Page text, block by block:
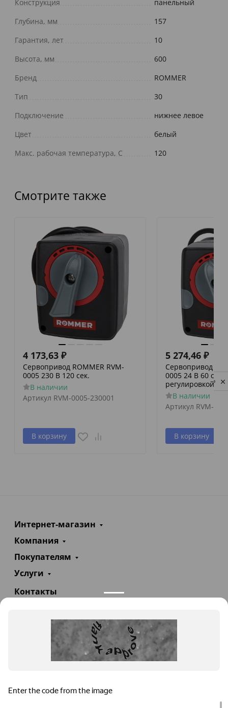
Конструкция
панельный
Глубина, мм
157
Гарантия, лет
10
Высота, мм
600
Бренд
ROMMER
Тип
30
Подключение
нижнее левое
Цвет
белый
Макс. рабочая температура, С
120
Смотрите также
4 173,63 ₽
Сервопривод ROMMER RVM-
0005 230 В 120 сек.
В наличии
Артикул RVM-0005-230001
В корзину
5 274,46 ₽
Сервопривод
0005 24 В 60
регулировкой по
В наличии
Артикул RVM-
В корзину
Интернет-магазин
Компания
Покупателям
Услуги
Контакты
info@teploexpert.com
Пн—Сб 09:00 – 18:00
TeploExpert.com © 2008 - 2026 Оборудование для
Privacy notice